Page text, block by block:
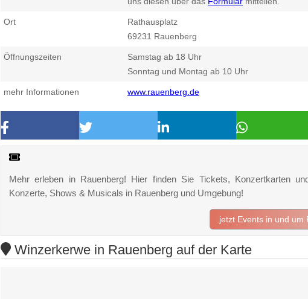
Ort
Rathausplatz
69231 Rauenberg
Öffnungszeiten
Samstag ab 18 Uhr
Sonntag und Montag ab 10 Uhr
mehr Informationen www.rauenberg.de
Mehr erleben in Rauenberg! Hier finden Sie Tickets, Konzertkarten
Konzerte, Shows & Musicals in Rauenberg und Umgebung!
jetzt Events in und um
Winzerkerwe in Rauenberg auf der Karte